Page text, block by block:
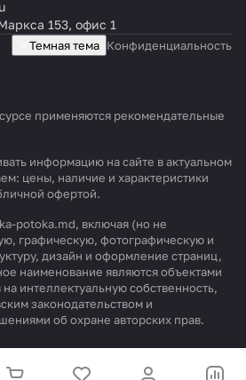
153, офис 1
Темная тема Конфиденциальность
применяются рекомендательные
информацию на сайте в актуальном
цены, наличие и характеристики
офертой.
potoka.md, включая (но не
графическую, фотографическую и
дизайн и оформление страниц,
наименование являются объектами
интеллектуальную собственность,
законодательством и
об охране авторских прав.